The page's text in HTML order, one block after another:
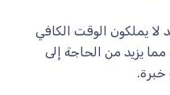
يملكون الوقت الكافي
يزيد من الحاجة إلى